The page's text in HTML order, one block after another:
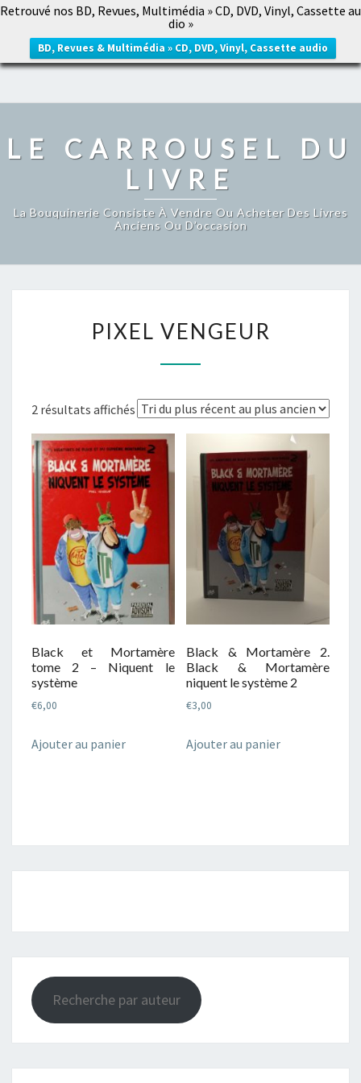
Retrouvé nos BD, Revues, Multimédia » CD, DVD, Vinyl, Cassette au
dio »
BD, Revues & Multimédia » CD, DVD, Vinyl, Cassette audio
LE CARROUSEL DU LIVRE
LE CARROUSEL DU
LIVRE
La Bouquinerie Consiste À Vendre Ou Acheter Des Livres
Anciens Ou D’occasion
VENGEUR
PIXEL VENGEUR
2 résultats affichés Trié
du
plus
récent
au
plus
ancien
Black et Mortamère
tome 2 – Niquent le
système
€6,00
Ajouter au panier
Black & Mortamère 2.
Black & Mortamère
niquent le système 2
€3,00
Ajouter au panier
Recherche par auteur